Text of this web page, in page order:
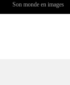
Son monde en images